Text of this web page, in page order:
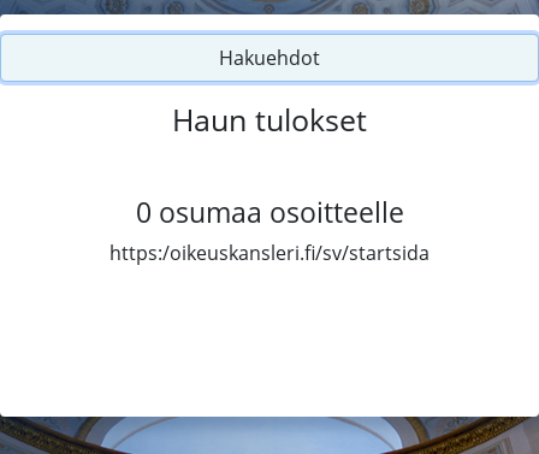
Hakuehdot
Haun tulokset
0 osumaa osoitteelle
https:/oikeuskansleri.fi/sv/startsida